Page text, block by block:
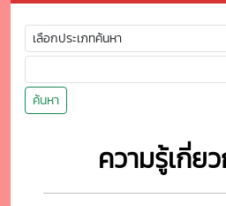
ค้นหา
ความรู้เกี่ย